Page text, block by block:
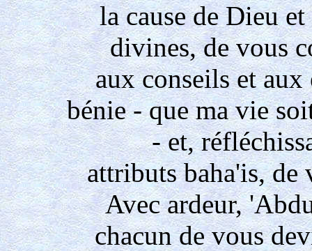
la cause de Dieu
divines, de vous
aux conseils et
bénie - que ma vie
- et,
attributs baha'is, de
Avec ardeur,
chacun de vous